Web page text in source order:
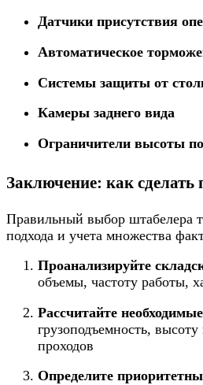
Датчики присутствия
Автоматическое
Системы защиты от
Камеры заднего вида
Ограничители высоты
Заключение: как
Правильный выбор штабелера
подхода и учета множества
Проанализируйте
объемы, частоту работы,
Рассчитайте
грузоподъемность,
проходов
Определите